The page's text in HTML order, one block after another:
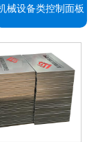
械设备类控制面板